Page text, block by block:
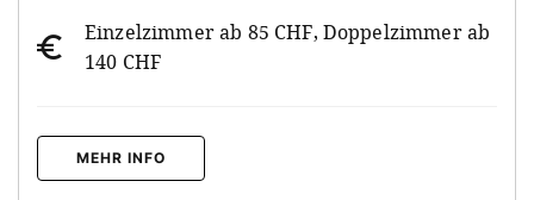
Einzelzimmer ab 85 CHF, Doppelzimmer ab
140 CHF
MEHR INFO